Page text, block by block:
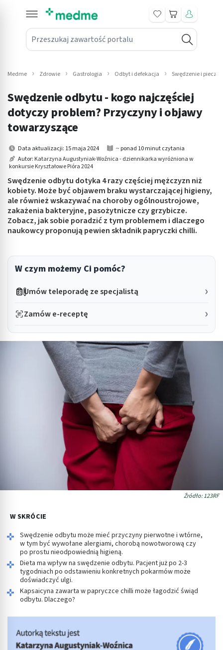
Przeszukaj zawartość portalu
Koszyk
submenu: Leki na receptę
submenu: Mama i dziecko
submenu: Kosmetyki
submenu: Higiena
submenu: Sprzęt medyczny
submenu: Intymne
submenu: Wellness
Medme Zdrowie Gastrologia Odbyt i defekacja Swędzenie i
Swędzenie odbytu - kogo najczęściej
dotyczy problem? Przyczyny i objawy
towarzyszące
Data aktualizacji: 15 maja 2024
~ ponad 10 minut czytania
Autor: Katarzyna Augustyniak-Woźnica - dziennikarka wyróżniona w
konkursie Kryształowe Pióra 2024
Swędzenie odbytu dotyka 4 razy częściej mężczyzn niż
kobiety. Może być objawem braku wystarczającej higieny,
ale również wskazywać na choroby ogólnoustrojowe,
zakażenia bakteryjne, pasożytnicze czy grzybicze.
Zobacz, jak sobie poradzić z tym problemem i dlaczego
naukowcy proponują pewien składnik papryczki chilli.
W czym możemy Ci pomóc?
Umów teleporadę ze specjalistą
Zamów e-receptę
Źródło: 123RF
W SKRÓCIE
Swędzenie odbytu może mieć przyczyny pierwotne i wtórne,
w tym być wywołane alergiami, chorobą nowotworową czy
po prostu nieodpowiednią higieną.
Dieta ma wpływ na swędzenie odbytu. Pacjent już po 2-3
tygodniach po odstawieniu konkretnych pokarmów może
doświadczyć ulgi.
Kapsaicyna zawarta w papryczce chilli może łagodzić świąd
odbytu. Dlaczego?